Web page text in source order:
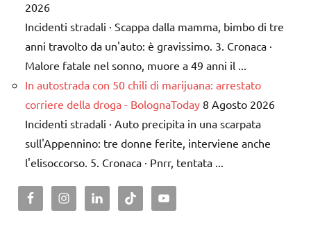
2026
Incidenti stradali · Scappa dalla mamma, bimbo di tre
anni travolto da un'auto: è gravissimo. 3. Cronaca ·
Malore fatale nel sonno, muore a 49 anni il ...
In autostrada con 50 chili di marijuana: arrestato
corriere della droga - BolognaToday 8 Agosto 2026
Incidenti stradali · Auto precipita in una scarpata
sull'Appennino: tre donne ferite, interviene anche
l'elisoccorso. 5. Cronaca · Pnrr, tentata ...